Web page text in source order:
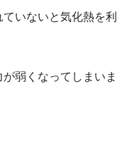
いないと気化熱を利
弱くなってしまいま